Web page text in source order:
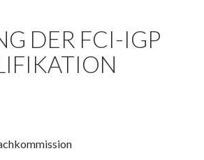
DER FCI-IGP